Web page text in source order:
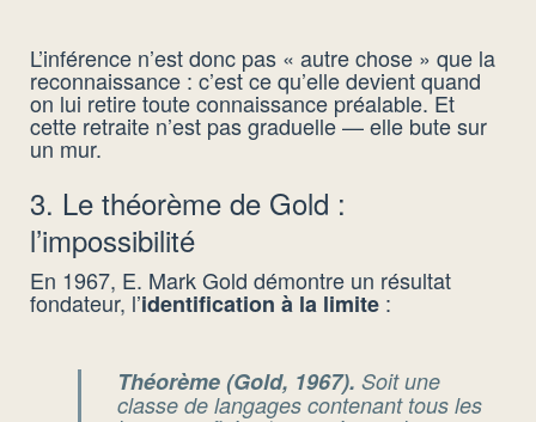
L’inférence n’est donc pas « autre chose » que la
reconnaissance : c’est ce qu’elle devient quand
on lui retire toute connaissance préalable. Et
cette retraite n’est pas graduelle — elle bute sur
un mur.
3. Le théorème de Gold :
l’impossibilité
En 1967, E. Mark Gold démontre un résultat
fondateur, l’identification à la limite :
Théorème (Gold, 1967). Soit une
classe de langages contenant tous les